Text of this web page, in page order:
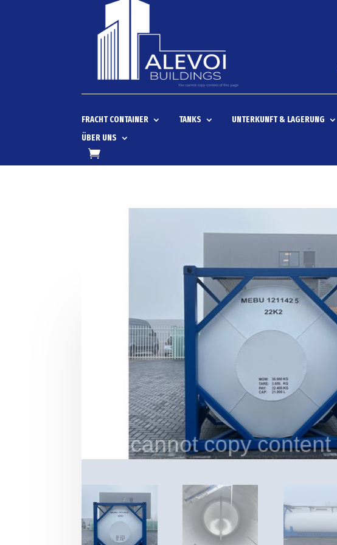
FRACHT CONTAINER TANKS UNTERKUNFT & LAGERUNG
ÜBER UNS